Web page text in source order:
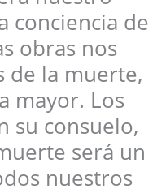
conciencia de
obras nos
de la muerte,
mayor. Los
su consuelo,
será un
nuestros